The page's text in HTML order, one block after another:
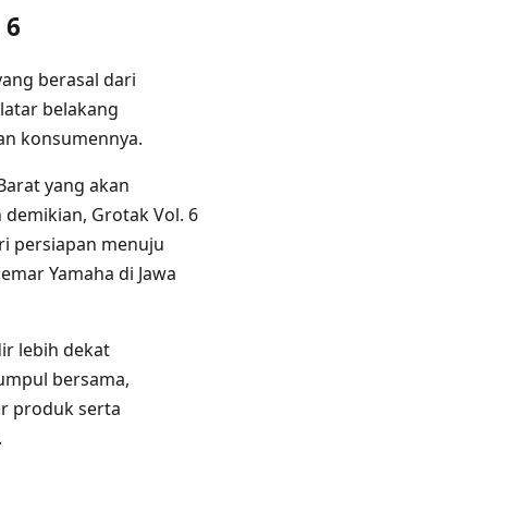
berasal dari
belakang
konsumennya.
yang akan
Grotak Vol. 6
persiapan menuju
Yamaha di Jawa
lebih dekat
bersama,
produk serta